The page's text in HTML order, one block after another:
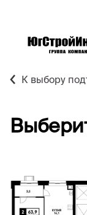
К выбору